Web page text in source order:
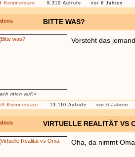
Kommentare 9.310 Aufrufe vor 6 Jahren
BITTE WAS?
mich auf!»
Versteht das
Kommentare 13.110 Aufrufe vor 6 Jahren
VIRTUELLE REALITÄT VS
Oha, da nimmt